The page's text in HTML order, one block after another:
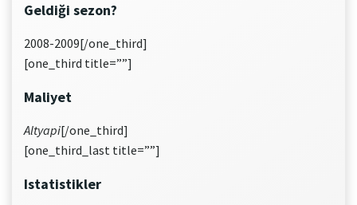
Geldiği sezon?
2008-2009[/one_third]
[one_third title=””]
Maliyet
Altyapi[/one_third]
[one_third_last title=””]
Istatistikler